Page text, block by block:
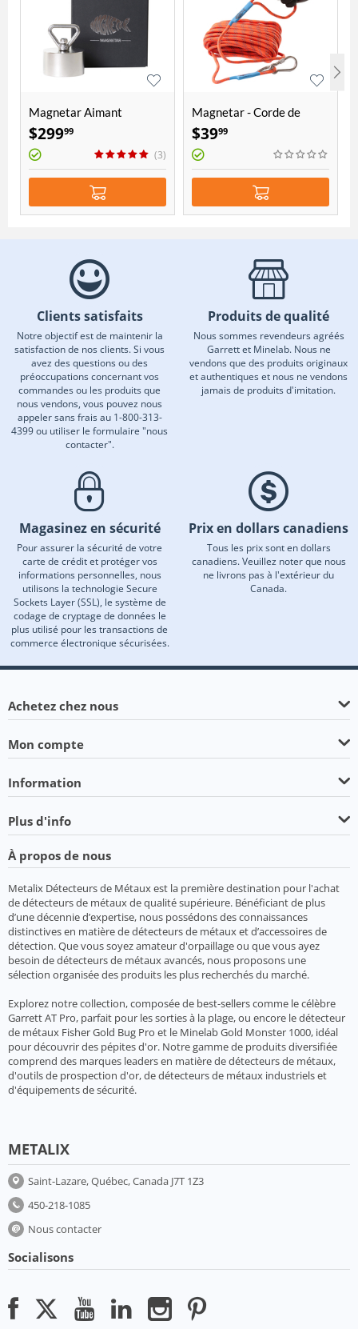
Magnetar Aimant
"Terror"
$29999
(3)
Magnetar - Corde de
10mm d'épaisseur et 20
mètres de longueur
$3999
Clients satisfaits
Notre objectif est de maintenir la
satisfaction de nos clients. Si vous
avez des questions ou des
préoccupations concernant vos
commandes ou les produits que
nous vendons, vous pouvez nous
appeler sans frais au 1-800-313-
4399 ou utiliser le formulaire "nous
contacter".
Produits de qualité
Nous sommes revendeurs agréés
Garrett et Minelab. Nous ne
vendons que des produits originaux
et authentiques et nous ne vendons
jamais de produits d'imitation.
Magasinez en sécurité
Pour assurer la sécurité de votre
carte de crédit et protéger vos
informations personnelles, nous
utilisons la technologie Secure
Sockets Layer (SSL), le système de
codage de cryptage de données le
plus utilisé pour les transactions de
commerce électronique sécurisées.
Prix en dollars canadiens
Tous les prix sont en dollars
canadiens. Veuillez noter que nous
ne livrons pas à l'extérieur du
Canada.
Achetez chez nous
Mon compte
Information
Plus d'info
À propos de nous
Metalix Détecteurs de Métaux est la première destination pour l'achat
de détecteurs de métaux de qualité supérieure. Bénéficiant de plus
d’une décennie d’expertise, nous possédons des connaissances
distinctives en matière de détecteurs de métaux et d’accessoires de
détection. Que vous soyez amateur d'orpaillage ou que vous ayez
besoin de détecteurs de métaux avancés, nous proposons une
sélection organisée des produits les plus recherchés du marché.
Explorez notre collection, composée de best-sellers comme le célèbre
Garrett AT Pro, parfait pour les sorties à la plage, ou encore le détecteur
de métaux Fisher Gold Bug Pro et le Minelab Gold Monster 1000, idéal
pour découvrir des pépites d'or. Notre gamme de produits diversifiée
comprend des marques leaders en matière de détecteurs de métaux,
d'outils de prospection d'or, de détecteurs de métaux industriels et
d'équipements de sécurité.
METALIX
Saint-Lazare, Québec, Canada J7T 1Z3
450-218-1085
Nous contacter
Socialisons